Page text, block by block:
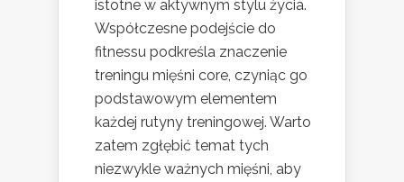
istotne w aktywnym stylu życia.
Współczesne podejście do
fitnessu podkreśla znaczenie
treningu mięśni core, czyniąc go
podstawowym elementem
każdej rutyny treningowej. Warto
zatem zgłębić temat tych
niezwykle ważnych mięśni, aby